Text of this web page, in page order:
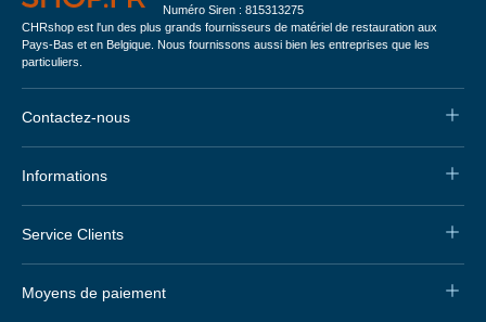
Numéro Siren : 815313275
CHRshop est l'un des plus grands fournisseurs de matériel de restauration aux
Pays-Bas et en Belgique. Nous fournissons aussi bien les entreprises que les
particuliers.
Contactez-nous
Informations
Service Clients
Moyens de paiement